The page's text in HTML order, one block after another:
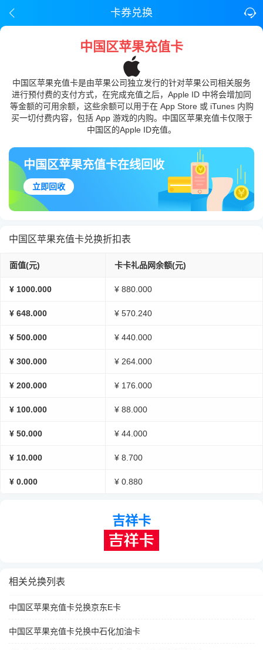
卡券兑换
中国区苹果充值卡
中国区苹果充值卡是由苹果公司独立发行的针对苹果公司相关服务
进行预付费的支付方式，在完成充值之后，Apple ID 中将会增加同
等金额的可用余额，这些余额可以用于在 App Store 或 iTunes 内购
买一切付费内容，包括 App 游戏的内购。中国区苹果充值卡仅限于
中国区的Apple ID充值。
中国区苹果充值卡在线回收
立即回收
中国区苹果充值卡兑换折扣表
面值(元) 卡卡礼品网余额(元)
¥ 1000.000 ¥ 880.000
¥ 648.000 ¥ 570.240
¥ 500.000 ¥ 440.000
¥ 300.000 ¥ 264.000
¥ 200.000 ¥ 176.000
¥ 100.000 ¥ 88.000
¥ 50.000 ¥ 44.000
¥ 10.000 ¥ 8.700
¥ 0.000 ¥ 0.880
吉祥卡
相关兑换列表
中国区苹果充值卡兑换京东E卡
中国区苹果充值卡兑换中石化加油卡